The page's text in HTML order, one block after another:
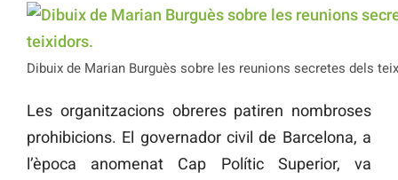
Dibuix de Marian Burguès sobre les reunions secretes dels
Les organitzacions obreres patiren nombroses
prohibicions. El governador civil de Barcelona, a
l’època anomenat Cap Polític Superior, va